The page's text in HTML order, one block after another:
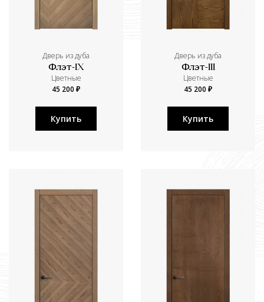
Дверь из дуба
Флэт-IX
Цветные
45 200 ₽
Купить
Дверь из дуба
Флэт-III
Цветные
45 200 ₽
Купить